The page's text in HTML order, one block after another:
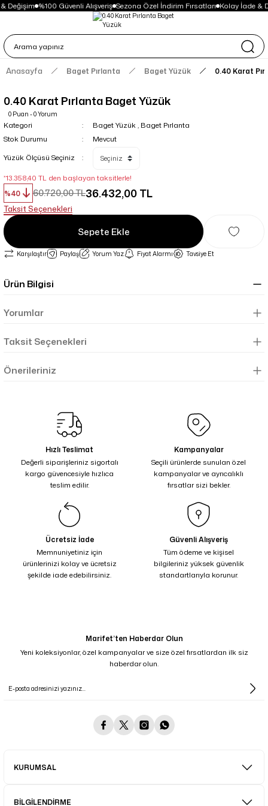
Değişim %100 Güvenli Alışveriş Sezona Özel İndirim Fırsatları Kolay İade &
Anasayfa Baget Pırlanta Baget Yüzük 0.40 Karat
0.40 Karat Pırlanta Baget Yüzük
0 Puan - 0 Yorum
Kategori Baget Yüzük, Baget Pırlanta
Stok Durumu
Mevcut
Yüzük Ölçüsü Seçiniz
*13.358,40 TL den başlayan taksitlerle!
%40
60.720,00 TL36.432,00 TL
Taksit Seçenekleri
Sepete Ekle
Karşılaştır Paylaş Yorum Yaz Fiyat Alarmı Tavsiye Et
Ürün Bilgisi
Yorumlar
Taksit Seçenekleri
Önerileriniz
Hızlı Teslimat
Değerli siparişleriniz sigortalı
kargo güvencesiyle hızlıca
teslim edilir.
Kampanyalar
Seçili ürünlerde sunulan özel
kampanyalar ve ayrıcalıklı
fırsatlar sizi bekler.
Ücretsiz İade
Memnuniyetiniz için
ürünlerinizi kolay ve ücretsiz
şekilde iade edebilirsiniz.
Güvenli Alışveriş
Tüm ödeme ve kişisel
bilgileriniz yüksek güvenlik
standartlarıyla korunur.
Marifet’ten Haberdar Olun
Yeni koleksiyonlar, özel kampanyalar ve size özel fırsatlardan ilk siz
haberdar olun.
KURUMSAL
BİLGİLENDİRME